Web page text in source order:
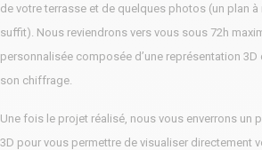
de votre terrasse et de quelques photos (un plan
suffit). Nous reviendrons vers vous sous 72h
personnalisée composée d’une représentation 3D
son chiffrage.
Une fois le projet réalisé, nous vous enverrons un
3D pour vous permettre de visualiser directement